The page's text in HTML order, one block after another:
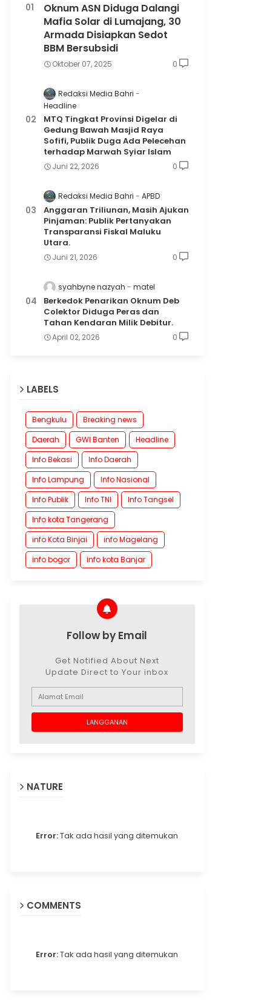
Oknum ASN Diduga Dalangi
Mafia Solar di Lumajang, 30
Armada Disiapkan Sedot
BBM Bersubsidi
Oktober 07, 2025 0
Redaksi Media Bahri
Headline
MTQ Tingkat Provinsi Digelar di
Gedung Bawah Masjid Raya
Sofifi, Publik Duga Ada Pelecehan
terhadap Marwah Syiar Islam
Juni 22, 2026 0
Redaksi Media Bahri APBD
Anggaran Triliunan, Masih Ajukan
Pinjaman: Publik Pertanyakan
Transparansi Fiskal Maluku
Utara.
Juni 21, 2026 0
syahbyne nazyah matel
Berkedok Penarikan Oknum Deb
Colektor Diduga Peras dan
Tahan Kendaran Milik Debitur.
April 02, 2026 0
LABELS
Bengkulu
Breaking news
Daerah
GWI Banten
Headline
Info Bekasi
Info Daerah
Info Lampung
Info Nasional
Info Publik
Info TNI
Info Tangsel
Info kota Tangerang
info Kota Binjai
info Magelang
info bogor
info kota Banjar
Follow by Email
Get Notified About Next
Update Direct to Your inbox
NATURE
Error:Tak ada hasil yang ditemukan
COMMENTS
Error:Tak ada hasil yang ditemukan